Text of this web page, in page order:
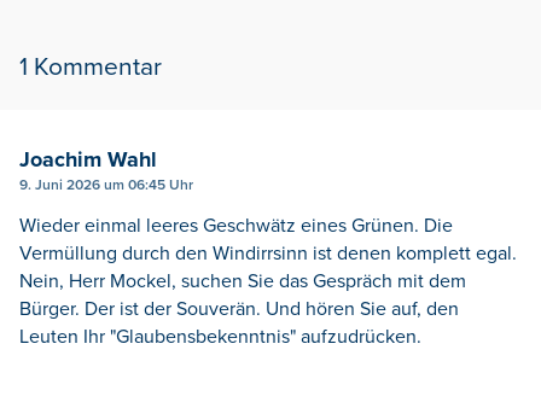
1 Kommentar
Joachim Wahl
9. Juni 2026 um 06:45 Uhr
Wieder einmal leeres Geschwätz eines Grünen. Die
Vermüllung durch den Windirrsinn ist denen komplett egal.
Nein, Herr Mockel, suchen Sie das Gespräch mit dem
Bürger. Der ist der Souverän. Und hören Sie auf, den
Leuten Ihr "Glaubensbekenntnis" aufzudrücken.